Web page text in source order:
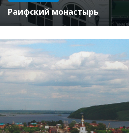
Раифский монастырь